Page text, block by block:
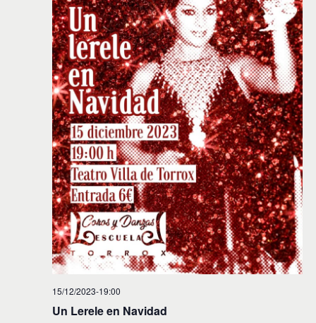
15/12/2023-19:00
Un Lerele en Navidad